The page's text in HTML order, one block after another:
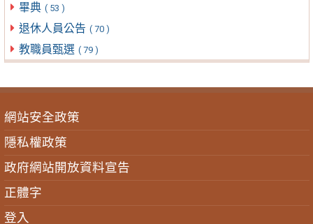
畢典 ( 53 )
退休人員公告 ( 70 )
教職員甄選 ( 79 )
網站安全政策
隱私權政策
政府網站開放資料宣告
正體字
登入